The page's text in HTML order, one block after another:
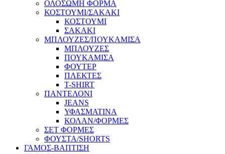
ΟΛΟΣΩΜΗ ΦΟΡΜΑ
ΚΟΣΤΟΥΜΙ/ΣΑΚΑΚΙ
ΚΟΣΤΟΥΜΙ
ΣΑΚΑΚΙ
ΜΠΛΟΥΖΕΣ/ΠΟΥΚΑΜΙΣΑ
ΜΠΛΟΥΖΕΣ
ΠΟΥΚΑΜΙΣΑ
ΦΟΥΤΕΡ
ΠΛΕΚΤΕΣ
T-SHIRT
ΠΑΝΤΕΛΟΝΙ
JEANS
ΥΦΑΣΜΑΤΙΝΑ
ΚΟΛΑΝ/ΦΟΡΜΕΣ
ΣΕΤ ΦΟΡΜΕΣ
ΦΟΥΣΤΑ/SHORTS
ΓΑΜΟΣ-ΒΑΠΤΙΣΗ